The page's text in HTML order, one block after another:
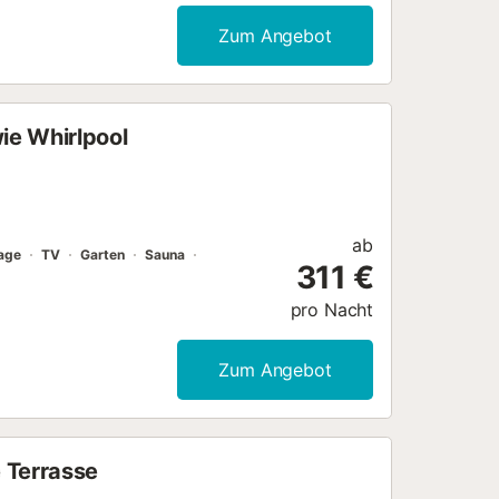
Zum Angebot
Whirlpool
TV Garten
Sauna
ab
311 €
pro Nacht
Zum Angebot